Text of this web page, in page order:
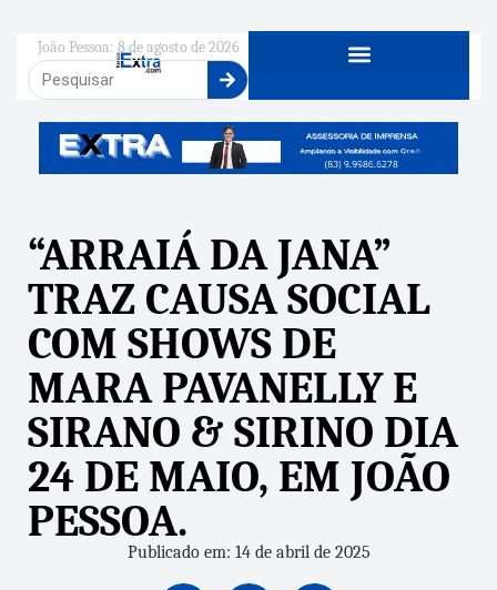
João Pessoa: 8 de agosto de 2026
“ARRAIÁ DA JANA”
TRAZ CAUSA SOCIAL
COM SHOWS DE
MARA PAVANELLY E
SIRANO & SIRINO DIA
24 DE MAIO, EM JOÃO
PESSOA.
Publicado em: 14 de abril de 2025